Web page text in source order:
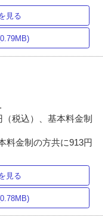
見る
税込）、基本料金制
料金制の方共に913円
見る